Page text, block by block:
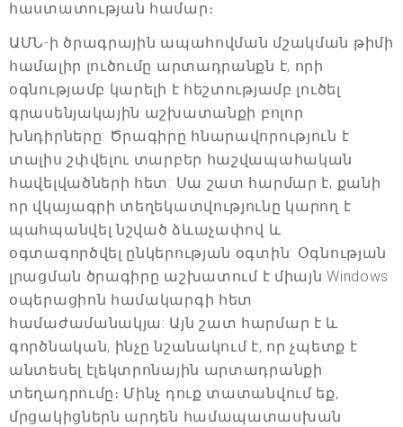
հաստատության համար։
ԱՄՆ-ի ծրագրային ապահովման մշակման թիմի
համալիր լուծումը արտադրանքն է, որի
օգնությամբ կարելի է հեշտությամբ լուծել
գրասենյակային աշխատանքի բոլոր
խնդիրները: Ծրագիրը հնարավորություն է
տալիս շփվելու տարբեր հաշվապահական
հավելվածների հետ: Սա շատ հարմար է, քանի
որ վկայագրի տեղեկատվությունը կարող է
պահպանվել նշված ձևաչափով և
օգտագործվել ընկերության օգտին: Օգնության
լրացման ծրագիրը աշխատում է միայն Windows
օպերացիոն համակարգի հետ
համաժամանակյա: Այն շատ հարմար է և
գործնական, ինչը նշանակում է, որ չպետք է
անտեսել էլեկտրոնային արտադրանքի
տեղադրումը։ Մինչ դուք տատանվում եք,
մրցակիցներն արդեն համապատասխան